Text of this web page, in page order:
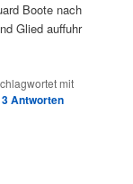
Boote nach
Glied auffuhr
mit
3Antworten